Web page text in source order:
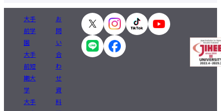
大手
前学
園
大手
前短
期大
学
大手
お
問
い
合
わ
せ
資
料